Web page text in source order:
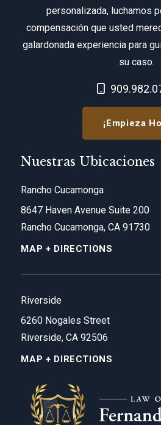
personalizada, luchamos
compensación que usted
galardonada experiencia para
su caso.
Call Now
¡Empieza
Nuestras Ubicaciones
Rancho Cucamonga
8647 Haven Avenue Suite 200
Rancho Cucamonga, CA 91730
MAP + DIRECTIONS
Riverside
6260 Nogales Street
Riverside, CA 92506
MAP + DIRECTIONS